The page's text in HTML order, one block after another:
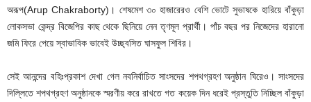
অরূপ(Arup Chakraborty)। শেষমেশ ৩০ হাজারেরও বেশি ভোটে সুভাষকে হারিয়ে বাঁকুড়া
লোকসভা কেন্দ্র বিজেপির কাছ থেকে ছিনিয়ে নেন তৃণমূল প্রার্থী। পাঁচ বছর পর নিজেদের হারানো
জমি ফিরে পেয়ে স্বাভাবিক ভাবেই উচ্ছ্বসিত ঘাসফুল শিবির।
সেই আনন্দের বহিঃপ্রকাশ দেখা গেল নবনির্বাচিত সাংসদের শপথগ্রহণ অনুষ্ঠান ঘিরেও। সাংসদের
দিল্লিতে শপথগ্রহণ অনুষ্ঠানকে স্মরণীয় করে রাখতে গত কয়েক দিন ধরেই প্রস্তুতি নিচ্ছিল বাঁকুড়া